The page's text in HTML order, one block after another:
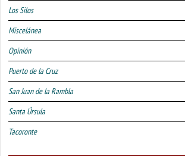
Los Silos
Miscelánea
Opinión
Puerto de la Cruz
San Juan de la Rambla
Santa Úrsula
Tacoronte